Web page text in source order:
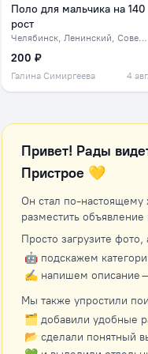
Поло для мальчика на 140
рост
Челябинск, Ленинский, Советский, северок
200 ₽
Галина Симиргеева 4 авг.
Привет! Рады
Пристрое 💛
Он стал по-
разместить
Просто загрузите
🤖 подскажем
✍️ напишем описание —
Мы также упростили
🗂 добавили удобные
📂 сделали понятный